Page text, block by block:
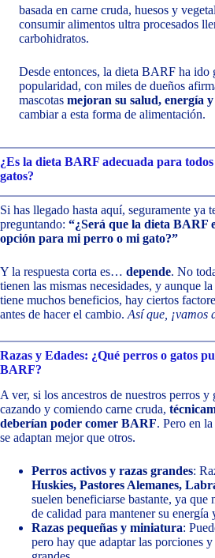
basada en carne cruda, huesos y
consumir alimentos ultra procesados
carbohidratos.
Desde entonces, la dieta BARF ha ido
popularidad, con miles de dueños
mascotas mejoran su salud, energía
cambiar a esta forma de alimentación.
¿Es la dieta BARF adecuada para
gatos?
Si has llegado hasta aquí, seguramente ya
preguntando: “¿Será que la dieta BARF
opción para mi perro o mi gato?”
Y la respuesta corta es… depende. No
tienen las mismas necesidades, y aunque
tiene muchos beneficios, hay ciertos
antes de hacer el cambio. Así que, ¡vamos
Razas y Edades: ¿Qué perros o gatos
BARF?
A ver, si los ancestros de nuestros perros y
cazando y comiendo carne cruda,
deberían poder comer BARF. Pero en
se adaptan mejor que otros.
Perros activos y razas grandes:
Huskies, Pastores Alemanes,
suelen beneficiarse bastante, ya que
de calidad para mantener su energía
Razas pequeñas y miniatura:
pero hay que adaptar las porciones